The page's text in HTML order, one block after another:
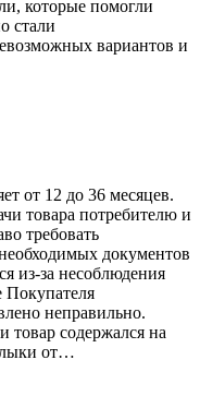
которые помогли
стали
вариантов и
от 12 до 36 месяцев.
товара потребителю и
требовать
документов
из-за несоблюдения
Покупателя
неправильно.
товар содержался на
от…